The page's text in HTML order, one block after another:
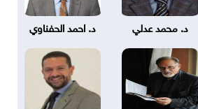
د. محمد عدلي د. احمد الحفناوي